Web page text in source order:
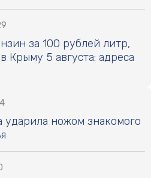
за 100 рублей литр,
Крыму 5 августа: адреса
ножом знакомого